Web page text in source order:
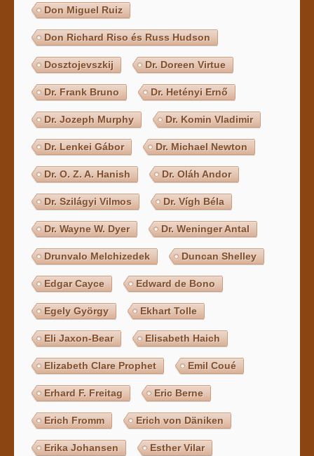
Don Miguel Ruiz
Don Richard Riso és Russ Hudson
Dosztojevszkij Dr. Doreen Virtue
Dr. Frank Bruno Dr. Hetényi Ernő
Dr. Jozeph Murphy Dr. Komin Vladimir
Dr. Lenkei Gábor Dr. Michael Newton
Dr. O. Z. A. Hanish Dr. Oláh Andor
Dr. Szilágyi Vilmos Dr. Vígh Béla
Dr. Wayne W. Dyer Dr. Weninger Antal
Drunvalo Melchizedek Duncan Shelley
Edgar Cayce Edward de Bono
Egely György Ekhart Tolle
Eli Jaxon-Bear Elisabeth Haich
Elizabeth Clare Prophet Emil Coué
Erhard F. Freitag Eric Berne
Erich Fromm Erich von Däniken
Erika Johansen Esther Vilar